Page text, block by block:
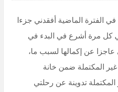
الفترة الماضية أفقدني جزءا
كل مرة أشرع في البدء في
عاجزا عن إكمالها لسبب ما،
غير المكتملة ضمن خانة
تدوينة عن رحلتي